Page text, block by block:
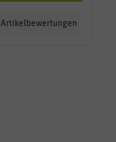
Artikelbewertungen